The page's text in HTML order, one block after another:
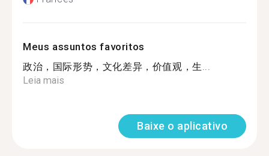
Meus assuntos favoritos
政治，国际形势，文化差异，价值观，生...
Leia mais
Baixe o aplicativo